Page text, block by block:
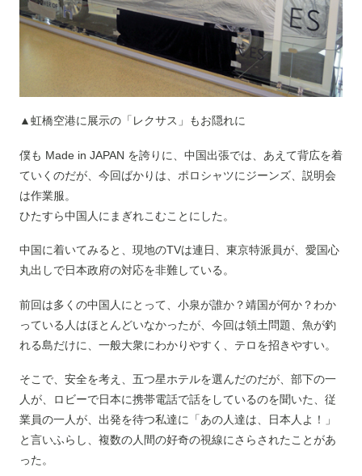
▲虹橋空港に展示の「レクサス」もお隠れに
僕も Made in JAPAN を誇りに、中国出張では、あえて背広を着
ていくのだが、今回ばかりは、ポロシャツにジーンズ、説明会
は作業服。
ひたすら中国人にまぎれこむことにした。
中国に着いてみると、現地のTVは連日、東京特派員が、愛国心
丸出しで日本政府の対応を非難している。
前回は多くの中国人にとって、小泉が誰か？靖国が何か？わか
っている人はほとんどいなかったが、今回は領土問題、魚が釣
れる島だけに、一般大衆にわかりやすく、テロを招きやすい。
そこで、安全を考え、五つ星ホテルを選んだのだが、部下の一
人が、ロビーで日本に携帯電話で話をしているのを聞いた、従
業員の一人が、出発を待つ私達に「あの人達は、日本人よ！」
と言いふらし、複数の人間の好奇の視線にさらされたことがあ
った。